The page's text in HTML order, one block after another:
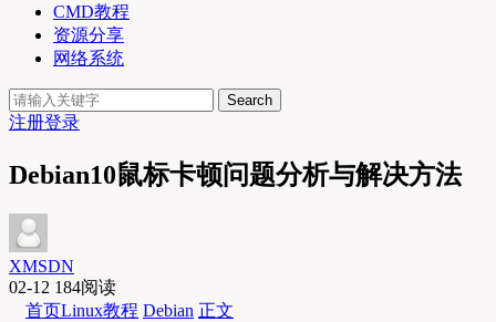
CMD教程
资源分享
网络系统
Search
注册登录
Debian10鼠标卡顿问题分析与解决方法
XMSDN
02-12 184阅读
首页Linux教程 Debian 正文